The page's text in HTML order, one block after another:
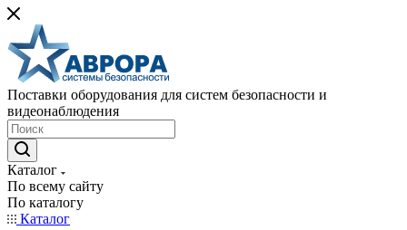
Поставки оборудования для систем безопасности и
видеонаблюдения
Каталог
По всему сайту
По каталогу
Каталог